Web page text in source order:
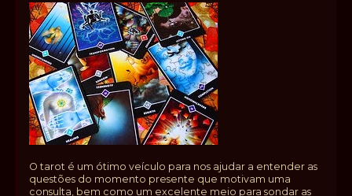
O tarot é um ótimo veículo para nos ajudar a entender as
questões do momento presente que motivam uma
consulta, bem como um excelente meio para sondar as